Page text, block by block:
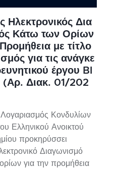
Ηλεκτρονικός Δια
Κάτω των Ορίων
με τίτλο
για τις ανάγκε
έργου BI
(Αρ. Διακ. 01/202
Κονδυλίων
Ελληνικού Ανοικτού
προκηρύσσει
Διαγωνισμό
για την προμήθεια